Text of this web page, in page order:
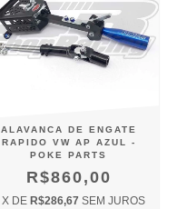
ALAVANCA DE ENGATE
RAPIDO VW AP AZUL -
POKE PARTS
R$860,00
X DE R$286,67 SEM JUROS